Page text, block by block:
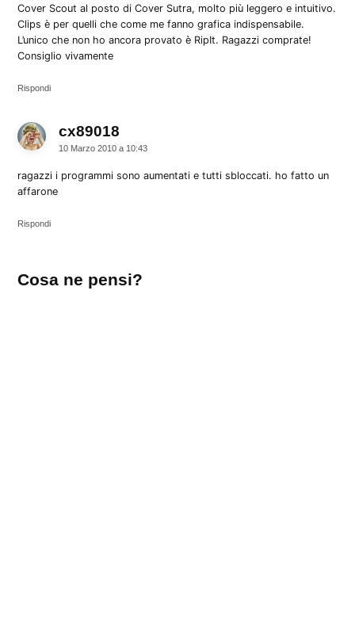
Cover Scout al posto di Cover Sutra, molto più leggero e intuitivo.
Clips è per quelli che come me fanno grafica indispensabile.
L’unico che non ho ancora provato è RipIt. Ragazzi comprate!
Consiglio vivamente
Rispondi
cx89018
10 Marzo 2010 a 10:43
ragazzi i programmi sono aumentati e tutti sbloccati. ho fatto un
affarone
Rispondi
un
Cosa ne pensi?